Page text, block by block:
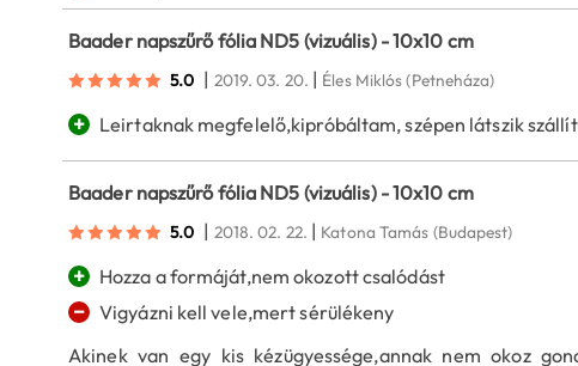
Baader napszűrő fólia ND5 (vizuális) - 10x10 cm
5.0 | 2019. 03. 20. | Éles Miklós(Petneháza)
+ Leirtaknak megfelelő,kipróbáltam, szépen látszik
Baader napszűrő fólia ND5 (vizuális) - 10x10 cm
5.0 | 2018. 02. 22. | Katona Tamás (Budapest)
+ Hozza a formáját,nem okozott csalódást
− Vigyázni kell vele,mert sérülékeny
Akinek van egy kis kézügyessége,annak nem okoz